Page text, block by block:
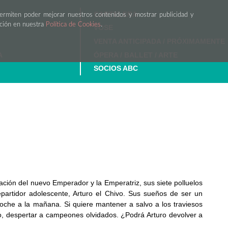
poder mejorar nuestros contenidos y mostrar publicidad y
en nuestra Política de Cookies.
CARTELERA
VOSE
SOCIOS ABC
del nuevo Emperador y la Emperatriz, sus siete polluelos
adolescente, Arturo el Chivo. Sus sueños de ser un
a la mañana. Si quiere mantener a salvo a los traviesos
a campeones olvidados. ¿Podrá Arturo devolver a